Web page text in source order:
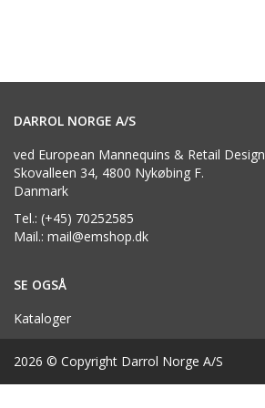
DARROL NORGE A/S
ved European Mannequins & Retail Design
Skovalleen 34, 4800 Nykøbing F.
Danmark
Tel.: (+45) 70252585
Mail.: mail@emshop.dk
SE OGSÅ
Kataloger
2026 © Copyright Darrol Norge A/S